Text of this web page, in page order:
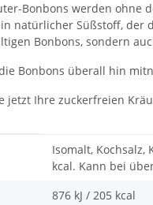
Bonbons werden ohne
natürlicher Süßstoff, der
Bonbons, sondern
Bonbons überall hin
jetzt Ihre zuckerfreien
Isomalt, Kochsalz,
kcal. Kann bei
876 kJ / 205 kcal